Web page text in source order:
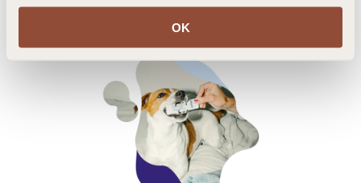
OK
empati og sosial kompetanse.